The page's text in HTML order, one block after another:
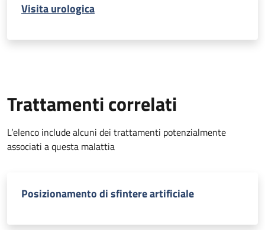
Visita urologica
Trattamenti correlati
L’elenco include alcuni dei trattamenti potenzialmente
associati a questa malattia
Posizionamento di sfintere artificiale